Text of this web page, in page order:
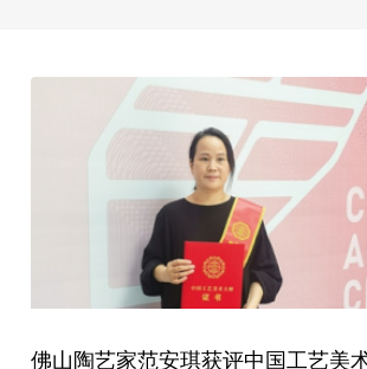
佛山陶艺家范安琪获评中国工艺美